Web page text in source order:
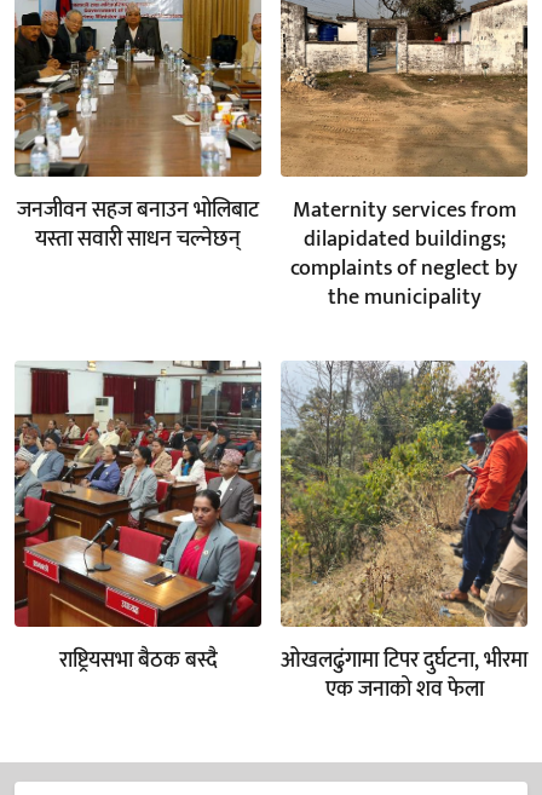
जनजीवन सहज बनाउन भोलिबाट
यस्ता सवारी साधन चल्नेछन्
Maternity services from
dilapidated buildings;
complaints of neglect by
the municipality
राष्ट्रियसभा बैठक बस्दै
ओखलढुंगामा टिपर दुर्घटना, भीरमा
एक जनाको शव फेला